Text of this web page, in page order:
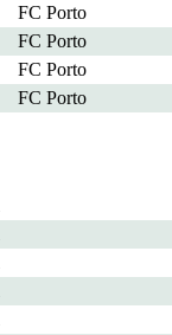
FC Porto
FC Porto
FC Porto
FC Porto